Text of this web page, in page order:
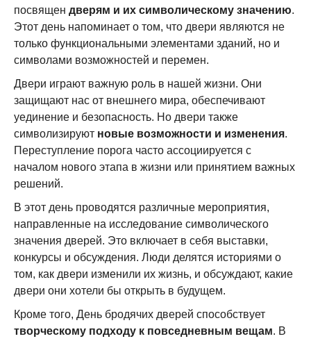
посвящен дверям и их символическому значению.
Этот день напоминает о том, что двери являются не
только функциональными элементами зданий, но и
символами возможностей и перемен.
Двери играют важную роль в нашей жизни. Они
защищают нас от внешнего мира, обеспечивают
уединение и безопасность. Но двери также
символизируют новые возможности и изменения.
Переступление порога часто ассоциируется с
началом нового этапа в жизни или принятием важных
решений.
В этот день проводятся различные мероприятия,
направленные на исследование символического
значения дверей. Это включает в себя выставки,
конкурсы и обсуждения. Люди делятся историями о
том, как двери изменили их жизнь, и обсуждают, какие
двери они хотели бы открыть в будущем.
Кроме того, День бродячих дверей способствует
творческому подходу к повседневным вещам. В